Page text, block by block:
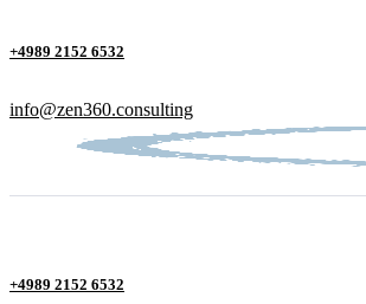
+4989 2152 6532
info@zen360.consulting
+4989 2152 6532